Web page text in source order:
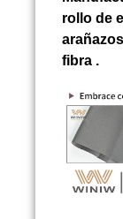
rollo de
fibra .